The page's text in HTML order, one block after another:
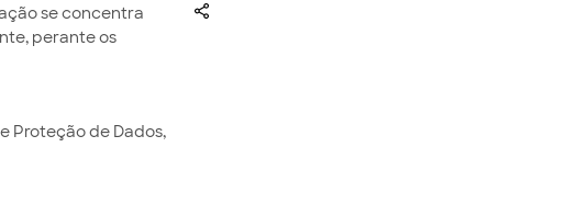
se concentra
perante os
Proteção de Dados,